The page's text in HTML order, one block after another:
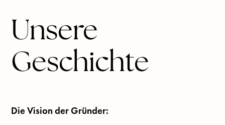
Messingelementen veredelt. Der Griff aus
zweischichtigem, edlem Vollholz ist in eine
dreieckige Form mit sanften Kurven gefräst,
um eine ergonomische Handhabung zu
gewährleisten. Unsere Kettlebells sind in den
in den Ausführungen Kanadischer Ahorn
oder Amerikanischer Walnuss erhältlich.
Unsere
Geschichte
Die Vision der Gründer: